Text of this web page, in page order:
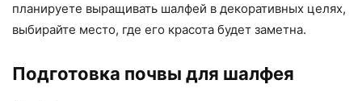
планируете выращивать шалфей в декоративных целях,
выбирайте место, где его красота будет заметна.
Подготовка почвы для шалфея